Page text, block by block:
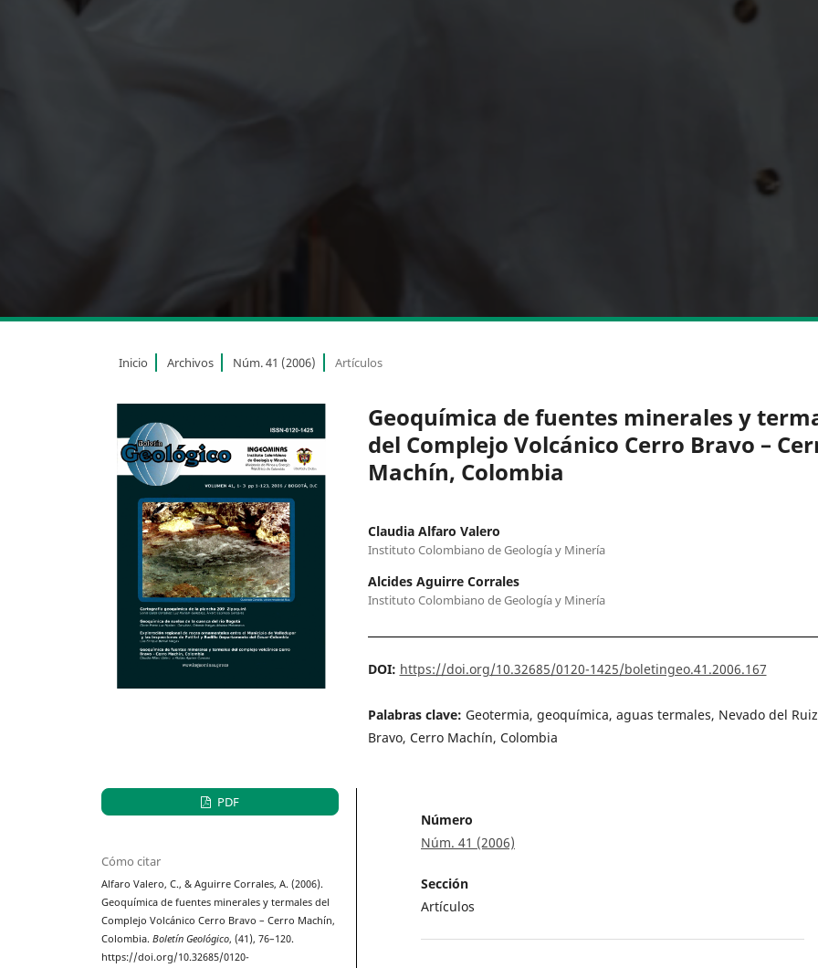
Inicio Archivos Núm. 41 (2006) Artículos
Geoquímica de fuentes minerales y
del Complejo Volcánico Cerro Bravo –
Machín, Colombia
Claudia Alfaro Valero
Instituto Colombiano de Geología y Minería
Alcides Aguirre Corrales
Instituto Colombiano de Geología y Minería
DOI: https://doi.org/10.32685/0120-1425/boletingeo.41.2006.167
Palabras clave: Geotermia, geoquímica, aguas termales, Nevado del
Bravo, Cerro Machín, Colombia
PDF
Cómo citar
Alfaro Valero, C., & Aguirre Corrales, A. (2006).
Geoquímica de fuentes minerales y termales del
Complejo Volcánico Cerro Bravo – Cerro Machín,
Colombia.Boletín Geológico, (41), 76–120.
https://doi.org/10.32685/0120-
Número
Núm. 41 (2006)
Sección
Artículos